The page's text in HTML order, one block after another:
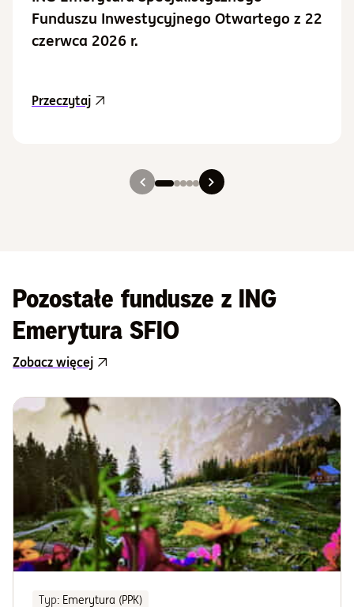
Funduszu Inwestycyjnego Otwartego z 22
czerwca 2026 r.
Przeczytajaktualność Aktualizacja Prospektu
Slajd 1
Slajd 2
Slajd 3
Slajd 4
Slajd 5
Pozostałe fundusze z ING
Emerytura SFIO
Zobacz więcej
Typ: Emerytura (PPK)